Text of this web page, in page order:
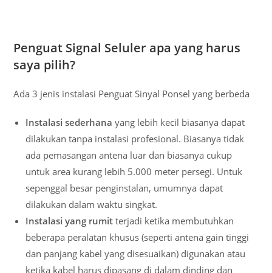
Penguat Signal Seluler apa yang harus
saya pilih?
Ada 3 jenis instalasi Penguat Sinyal Ponsel yang berbeda
Instalasi sederhana yang lebih kecil biasanya dapat
dilakukan tanpa instalasi profesional. Biasanya tidak
ada pemasangan antena luar dan biasanya cukup
untuk area kurang lebih 5.000 meter persegi. Untuk
sepenggal besar penginstalan, umumnya dapat
dilakukan dalam waktu singkat.
Instalasi yang rumit terjadi ketika membutuhkan
beberapa peralatan khusus (seperti antena gain tinggi
dan panjang kabel yang disesuaikan) digunakan atau
ketika kabel harus dipasang di dalam dinding dan